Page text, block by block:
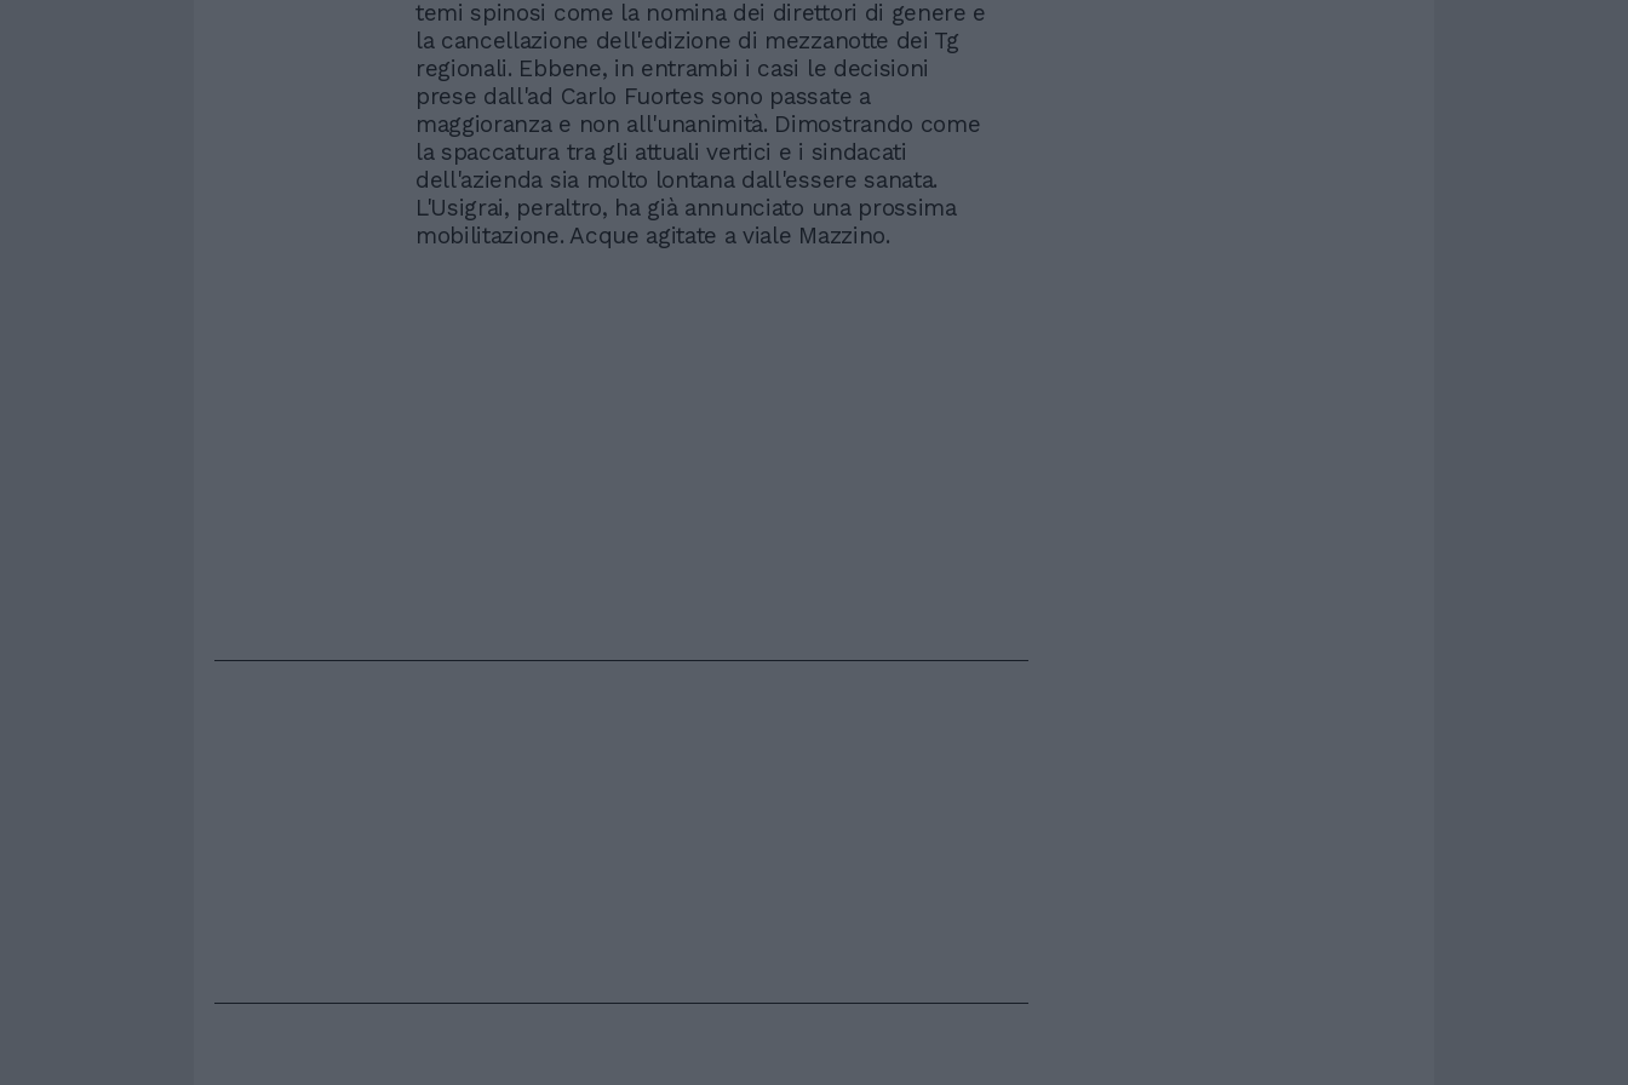
temi spinosi come la nomina dei direttori di genere e
la cancellazione dell'edizione di mezzanotte dei Tg
regionali. Ebbene, in entrambi i casi le decisioni
prese dall'ad Carlo Fuortes sono passate a
maggioranza e non all'unanimità. Dimostrando come
la spaccatura tra gli attuali vertici e i sindacati
dell'azienda sia molto lontana dall'essere sanata.
L'Usigrai, peraltro, ha già annunciato una prossima
mobilitazione. Acque agitate a viale Mazzino.